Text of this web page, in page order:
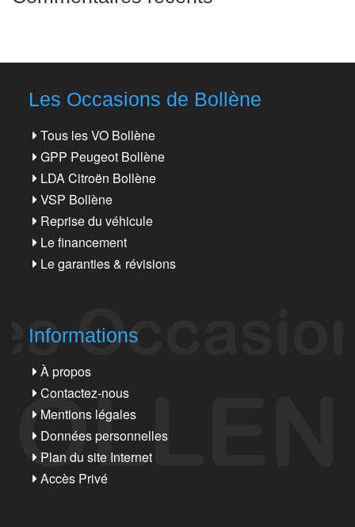
Les Occasions de Bollène
Tous les VO Bollène
GPP Peugeot Bollène
LDA Citroën Bollène
VSP Bollène
Reprise du véhicule
Le financement
Le garanties & révisions
Informations
À propos
Contactez-nous
Mentions légales
Données personnelles
Plan du site Internet
Accès Privé